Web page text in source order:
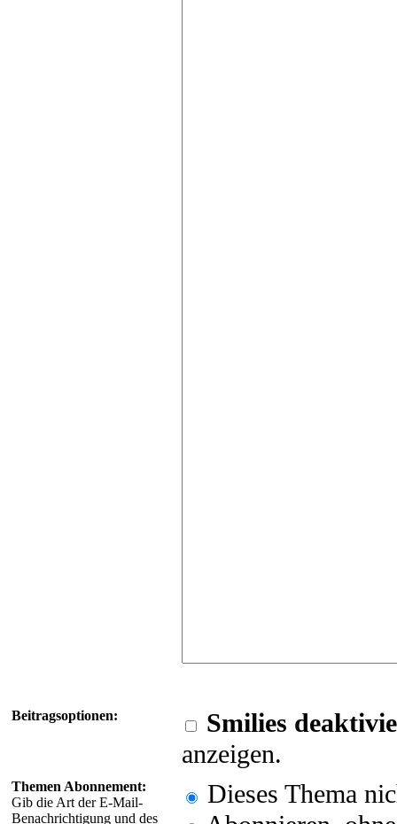
Beitragsoptionen:
Smilies
anzeigen.
Themen Abonnement:
Gib die Art der E-Mail-
Benachrichtigung und des
Dieses Thema